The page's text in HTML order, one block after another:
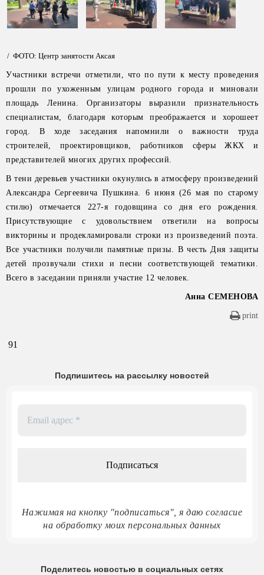
/ ФОТО: Центр занятости Аксая
Участники встречи отметили, что по пути к месту проведения
прошли по ухоженным улицам родного города и миновали
площадь Ленина. Организаторы выразили признательность
специалистам, благодаря которым преображается и хорошеет
город. В ходе заседания напомнили о важности труда
строителей, проектировщиков, работников сферы ЖКХ и
представителей многих других профессий.
В тени деревьев участники окунулись в атмосферу произведений
Александра Сергеевича Пушкина. 6 июня (26 мая по старому
стилю) отмечается 227-я годовщина со дня его рождения.
Присутствующие с удовольствием ответили на вопросы
викторины и продекламировали строки из произведений поэта.
Все участники получили памятные призы. В честь Дня защиты
детей прозвучали стихи и песни соответствующей тематики.
Всего в заседании приняли участие 12 человек.
Анна СЕМЕНОВА
print
91
Подпишитесь на рассылку новостей
Нажимая на кнопку "подписаться", я даю согласие
на обработку моих персональных данных
Поделитесь новостью в социальных сетях